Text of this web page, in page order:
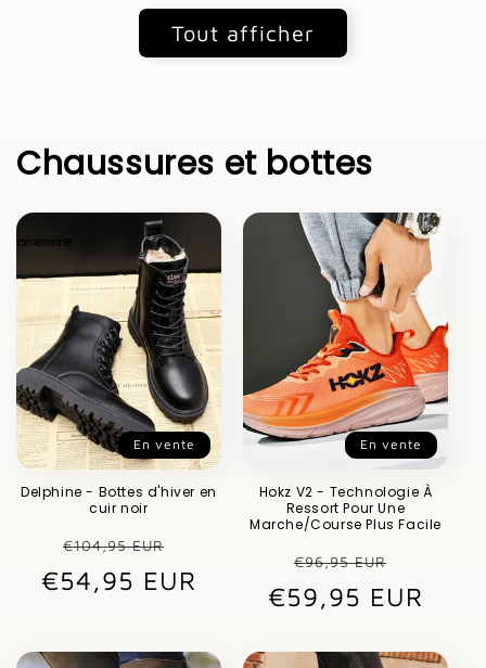
Tout afficher
Chaussures et bottes
En vente
Delphine - Bottes d'hiver en
cuir noir
Prix
habituel
€104,95 EUR
promotionnel
€54,95 EUR
En vente
Hokz V2 - Technologie À
Ressort Pour Une
Marche/Course Plus Facile
Prix
habituel
€96,95 EUR
€59,95 EUR